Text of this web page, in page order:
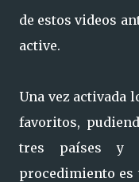
de estos videos
active.
Una vez activada
favoritos,
tres países y
procedimiento es